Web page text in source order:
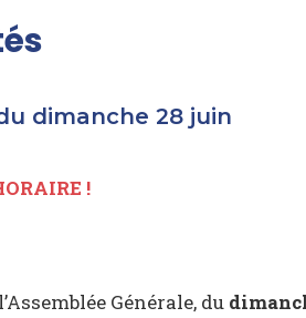
dimanche 28 juin
!
Générale, du